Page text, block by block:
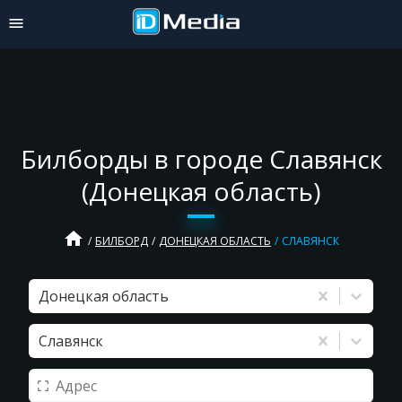
Билборды в городе Славянск
(Донецкая область)
home БИЛБОРД ДОНЕЦКАЯ ОБЛАСТЬ СЛАВЯНСК
Донецкая область
Славянск